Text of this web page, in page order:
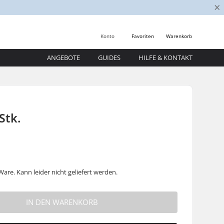
×
Warenkorb
Favoriten
Konto
ANGEBOTE GUIDES HILFE & KONTAKT
Kann leider nicht geliefert werden.
IN DEN WARENKORB